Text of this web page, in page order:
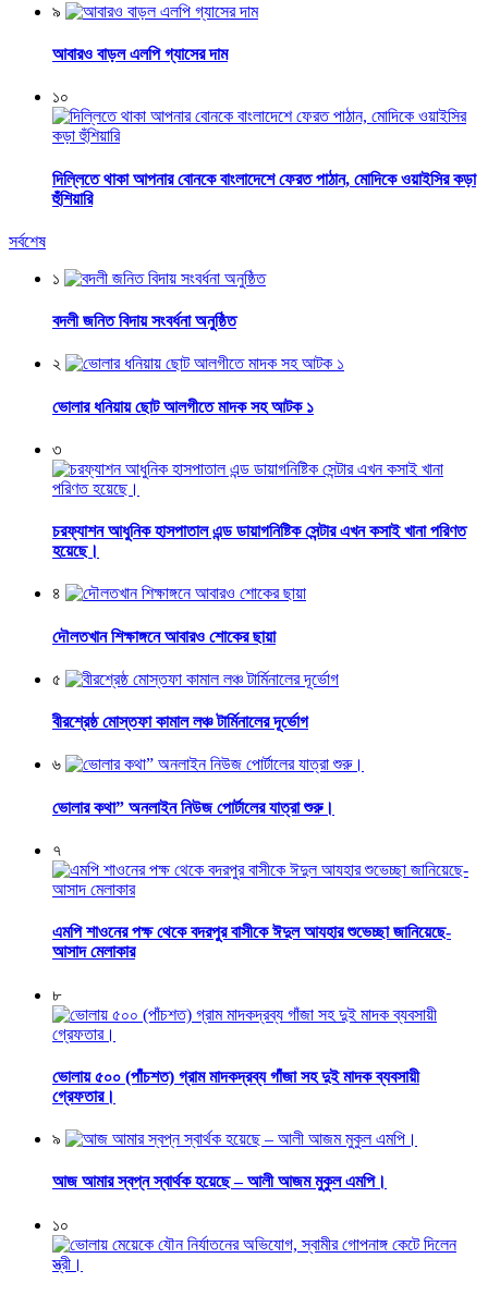
৯
আবারও বাড়ল এলপি গ্যাসের দাম
১০
দিল্লিতে থাকা আপনার বোনকে বাংলাদেশে ফেরত পাঠান, মোদিকে ওয়াইসির কড়া
হুঁশিয়ারি
সর্বশেষ
১
বদলী জনিত বিদায় সংবর্ধনা অনুষ্ঠিত
২
ভোলার ধনিয়ায় ছোট আলগীতে মাদক সহ আটক ১
৩
চরফ্যাশন আধুনিক হাসপাতাল এন্ড ডায়াগনিষ্টিক সেন্টার এখন কসাই খানা পরিণত
হয়েছে।
৪
দৌলতখান শিক্ষাঙ্গনে আবারও শোকের ছায়া
৫
বীরশ্রেষ্ঠ মোস্তফা কামাল লঞ্চ টার্মিনালের দূর্ভোগ
৬
ভোলার কথা” অনলাইন নিউজ পোর্টালের যাত্রা শুরু।
৭
এমপি শাওনের পক্ষ থেকে বদরপুর বাসীকে ঈদুল আযহার শুভেচ্ছা জানিয়েছে-
আসাদ মেলাকার
৮
ভোলায় ৫০০ (পাঁচশত) গ্রাম মাদকদ্রব্য গাঁজা সহ দুই মাদক ব্যবসায়ী
গ্রেফতার।
৯
আজ আমার স্বপ্ন স্বার্থক হয়েছে – আলী আজম মুকুল এমপি।
১০